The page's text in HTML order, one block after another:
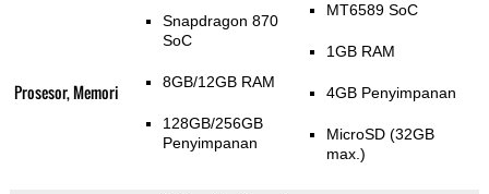
Prosesor, Memori
Snapdragon 870
SoC
8GB/12GB RAM
128GB/256GB
Penyimpanan
MT6589 SoC
1GB RAM
4GB Penyimpanan
MicroSD (32GB
max.)